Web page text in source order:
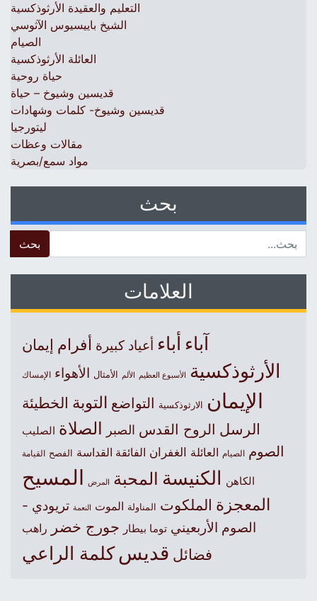
التعليم والعقيدة الأرثوذكسية
الشيخ باييسيوس الآثوسي
الصيام
العائلة الأرثوذكسية
حياة روحية
قديسين وشيوخ – حياة
قديسين وشيوخ- كلمات وشهادات
ليتورجيا
مقالات وعظات
مواد سمع/بصرية
بحث
العلامات
آباءأباء أعياد كبيرة أفرام إيمان
الأرثوذكسية الأسبوع العظيم الألم الأمثال الأهواء الإمساك
الإيمان الارثوذكسية التواضع التوبة الخطيئة
الرسل الروح القدس الصبر الصلاة الصليب
الصوم الصيام العائلة الغفران الفائقة القداسة الفصح القيامة
الكاهن الكنيسةالمحبة المرض المسيح
المعجزة الملكوت المناولة الموت النعمة تريودي -
الصوم الأربعيني توما بيطار جورج خضر راهب
فضائل قديس كلمة الراعي